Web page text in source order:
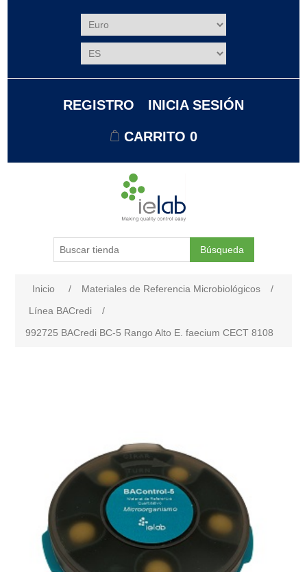
REGISTRO INICIA SESIÓN
CARRITO 0
Búsqueda
Inicio / Materiales de Referencia Microbiológicos
/
Línea BACredi
/
992725 BACredi BC-5 Rango Alto E. faecium CECT 8108